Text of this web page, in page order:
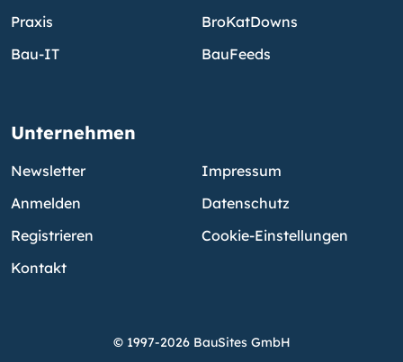
Praxis
Bau-IT
BroKatDowns
BauFeeds
Unternehmen
Newsletter
Anmelden
Registrieren
Kontakt
Impressum
Datenschutz
Cookie-Einstellungen
© 1997-2026 BauSites GmbH